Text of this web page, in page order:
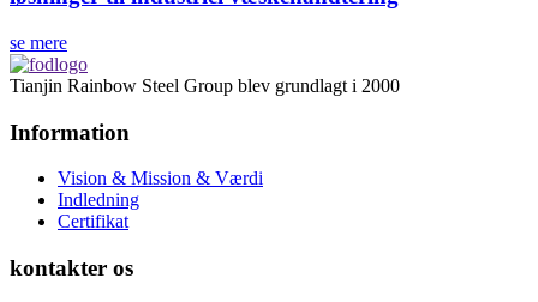
se mere
Tianjin Rainbow Steel Group blev grundlagt i 2000
Information
Vision & Mission & Værdi
Indledning
Certifikat
kontakter os